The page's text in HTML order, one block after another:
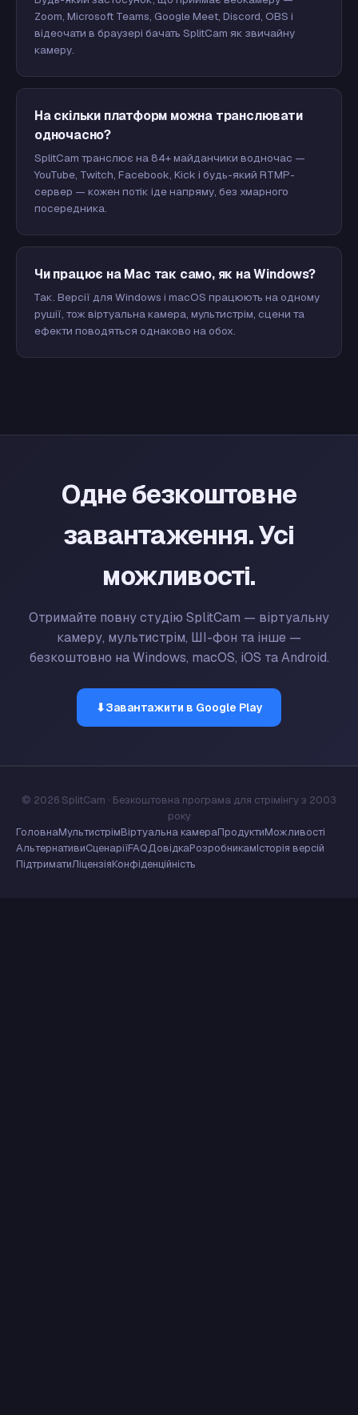
Zoom, Microsoft Teams, Google Meet, Discord, OBS і
відеочати в браузері бачать SplitCam як звичайну
камеру.
На скільки платформ можна транслювати
одночасно?
SplitCam транслює на 84+ майданчики водночас —
YouTube, Twitch, Facebook, Kick і будь-який RTMP-
сервер — кожен потік іде напряму, без хмарного
посередника.
Чи працює на Mac так само, як на Windows?
Так. Версії для Windows і macOS працюють на одному
рушії, тож віртуальна камера, мультистрім, сцени та
ефекти поводяться однаково на обох.
Одне безкоштовне
завантаження. Усі
можливості.
Отримайте повну студію SplitCam — віртуальну
камеру, мультистрім, ШІ-фон та інше —
безкоштовно на Windows, macOS, iOS та Android.
⬇Завантажити в Google Play
© 2026 SplitCam · Безкоштовна програма для стрімінгу з 2003
року
ГоловнаМультистрімВіртуальна камераПродуктиМожливості
АльтернативиСценаріїFAQДовідкаРозробникамІсторія версій
ПідтриматиЛіцензіяКонфіденційність